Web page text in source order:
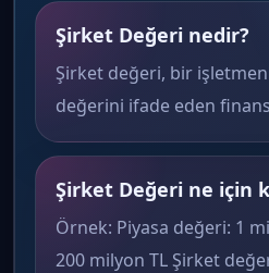
Şirket Değeri nedir?
Şirket değeri, bir
değerini ifade eden
Şirket Değeri ne için
Örnek: Piyasa değeri: 1
200 milyon TL Şirket